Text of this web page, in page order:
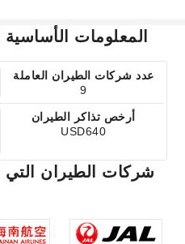
Osaka(Itami) Busan المعلومات الأساسية
عدد شركات الطيران العاملة
9
أرخص تذاكر الطيران
USD640